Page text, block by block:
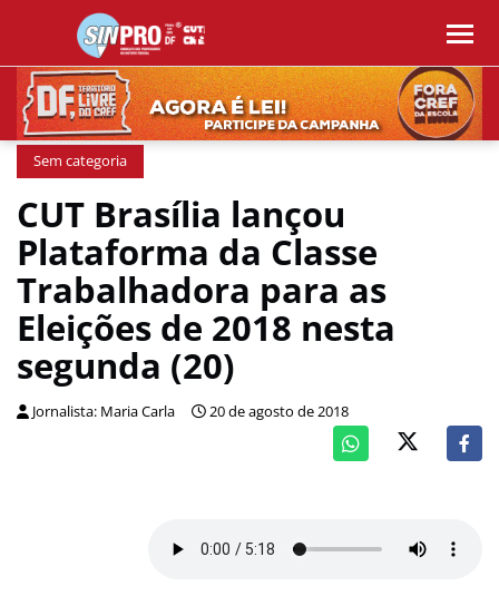
Sem categoria
CUT Brasília lançou
Plataforma da Classe
Trabalhadora para as
Eleições de 2018 nesta
segunda (20)
Jornalista: Maria Carla 20 de agosto de 2018